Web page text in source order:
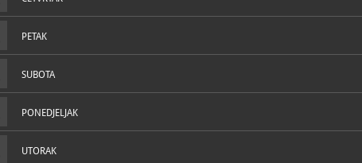
PETAK
SUBOTA
PONEDJELJAK
UTORAK